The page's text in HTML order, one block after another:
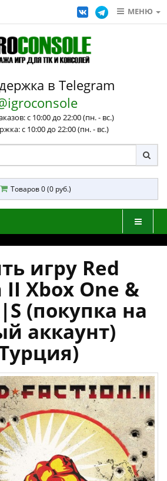
МЕНЮ
в Telegram
с 10:00 до 22:00 (пн. - вс.)
с 10:00 до 22:00 (пн. - вс.)
Товаров 0 (0 руб.)
игру Red
II Xbox One &
(покупка на
аккаунт)